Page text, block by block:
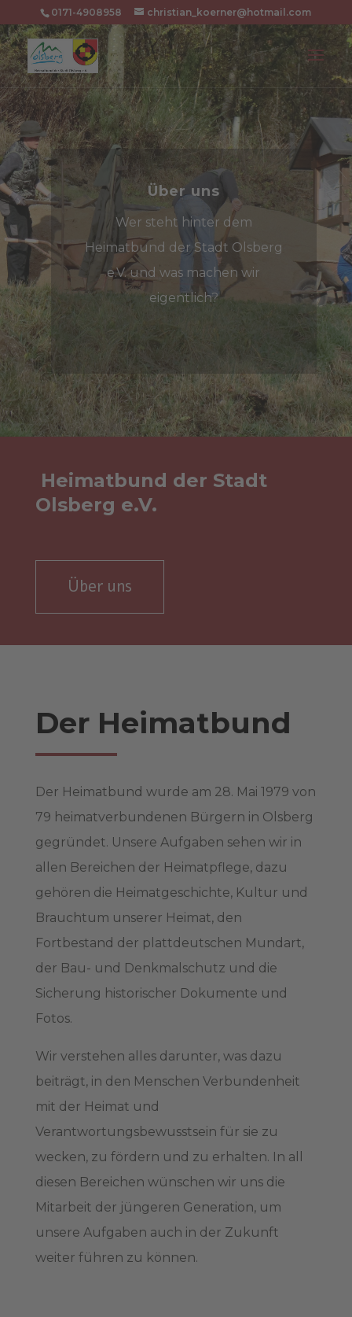
0171-4908958 christian_koerner@hotmail.com
Über uns
Wer steht hinter dem
Heimatbund der Stadt Olsberg
e.V. und was machen wir
eigentlich?
Heimatbund der Stadt
Olsberg e.V.
Über uns
Der Heimatbund
Der Heimatbund wurde am 28. Mai 1979 von
79 heimatverbundenen Bürgern in Olsberg
gegründet. Unsere Aufgaben sehen wir in
allen Bereichen der Heimatpflege, dazu
gehören die Heimatgeschichte, Kultur und
Brauchtum unserer Heimat, den
Fortbestand der plattdeutschen Mundart,
der Bau- und Denkmalschutz und die
Sicherung historischer Dokumente und
Fotos.
Wir verstehen alles darunter, was dazu
beiträgt, in den Menschen Verbundenheit
mit der Heimat und
Verantwortungsbewusstsein für sie zu
wecken, zu fördern und zu erhalten. In all
diesen Bereichen wünschen wir uns die
Mitarbeit der jüngeren Generation, um
unsere Aufgaben auch in der Zukunft
weiter führen zu können.